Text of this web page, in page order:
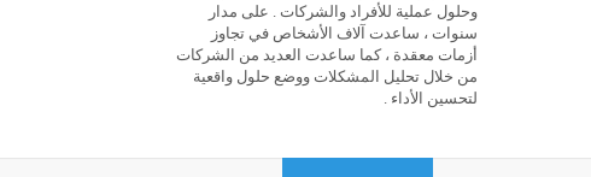
وحلول عملية للأفراد والشركات . على مدار
سنوات ، ساعدت آلاف الأشخاص في تجاوز
أزمات معقدة ، كما ساعدت العديد من الشركات
من خلال تحليل المشكلات ووضع حلول واقعية
لتحسين الأداء .